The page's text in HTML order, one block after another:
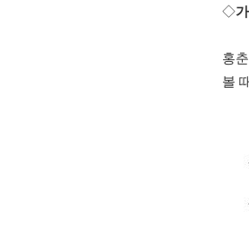
◇
홍
볼